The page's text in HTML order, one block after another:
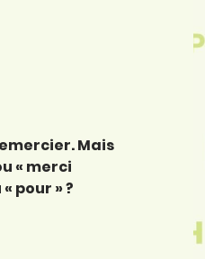
Mais
« merci
pour » ?